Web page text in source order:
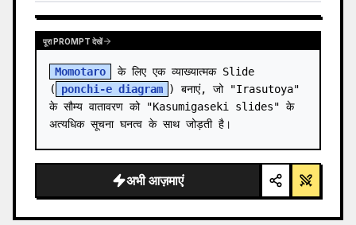
अन्य मॉडल के परिणाम देखें
पूरा PROMPT देखें
Momotaro
के लिए एक व्याख्यात्मक Slide
(
ponchi-e diagram ) बनाएं, जो "Irasutoya"
के सौम्य वातावरण को "Kasumigaseki slides" के
अत्यधिक सूचना घनत्व के साथ जोड़ती है।
अभी आज़माएं